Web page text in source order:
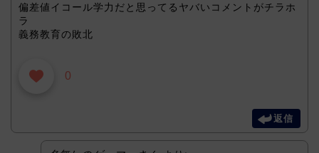
偏差値イコール学力だと思ってるヤバいコメントがチラホ
ラ
義務教育の敗北
0
返信